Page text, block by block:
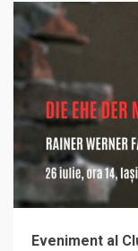
Eveniment al